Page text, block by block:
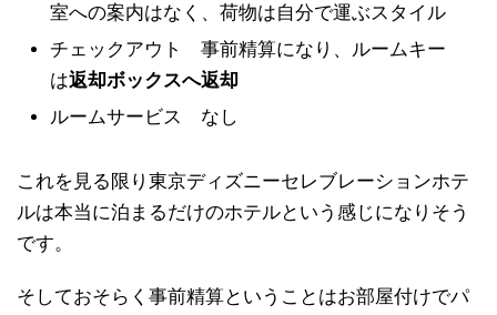
室への案内はなく、荷物は自分で運ぶスタイル
チェックアウト 事前精算になり、ルームキー
は返却ボックスへ返却
ルームサービス なし
これを見る限り東京ディズニーセレブレーションホテ
ルは本当に泊まるだけのホテルという感じになりそう
です。
そしておそらく事前精算ということはお部屋付けでパ